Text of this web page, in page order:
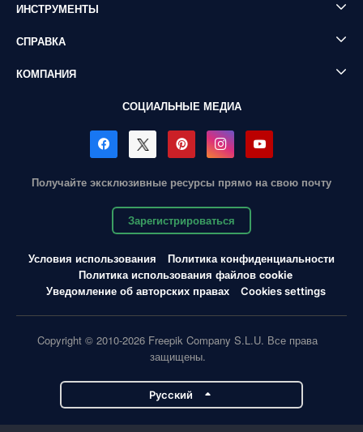
ИНСТРУМЕНТЫ
СПРАВКА
КОМПАНИЯ
СОЦИАЛЬНЫЕ МЕДИА
Получайте эксклюзивные ресурсы прямо на свою почту
Зарегистрироваться
Условия использования
Политика конфиденциальности
Политика использования файлов cookie
Уведомление об авторских правах
Cookies settings
Copyright © 2010-2026 Freepik Company S.L.U. Все права
защищены.
Pусский